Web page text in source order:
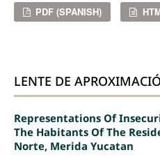
PDF (SPANISH)
LENTE DE
Representations Of
The Habitants Of The
Norte, Merida Yucatan